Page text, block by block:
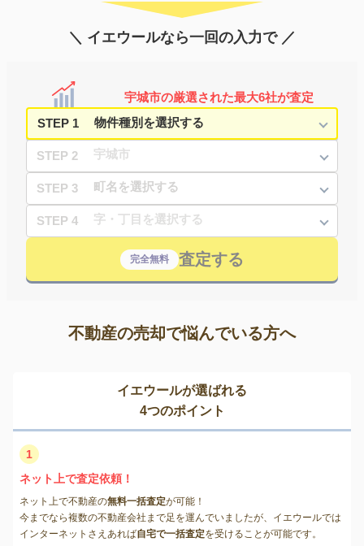
＼ イエウールなら一回の入力で ／
宇城市の厳選された最大6社が査定
STEP 1
STEP 2
STEP 3
STEP 4
完全無料 査定する
不動産の売却で悩んでいる方へ
イエウールが選ばれる
4つのポイント
1
ネット上で査定依頼！
ネット上で不動産の無料一括査定が可能！
今までなら複数の不動産会社まで足を運んでいましたが、イエウールでは
インターネットさえあれば自宅で一括査定を受けることが可能です。